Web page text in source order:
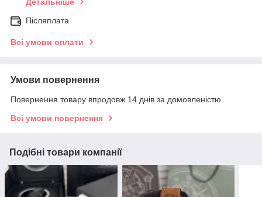
Детальніше
Післяплата
Всі умови оплати
Умови повернення
Повернення товару впродовж 14 днів за домовленістю
Всі умови повернення
Подібні товари компанії